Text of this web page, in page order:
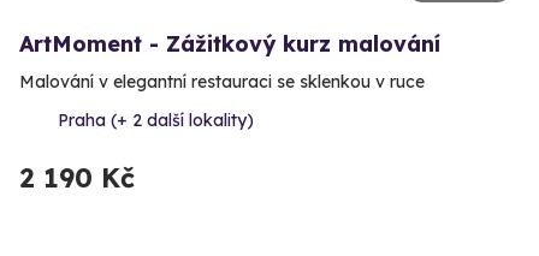
ArtMoment - Zážitkový kurz malování
Malování v elegantní restauraci se sklenkou v ruce
Praha (+ 2 další lokality)
2 190 Kč